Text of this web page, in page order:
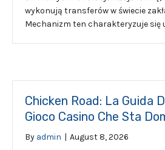
wykonują transferów w świecie
Mechanizm ten charakteryzuje się
Chicken Road: La Guida
Gioco Casino Che Sta
By admin | August 8, 2026